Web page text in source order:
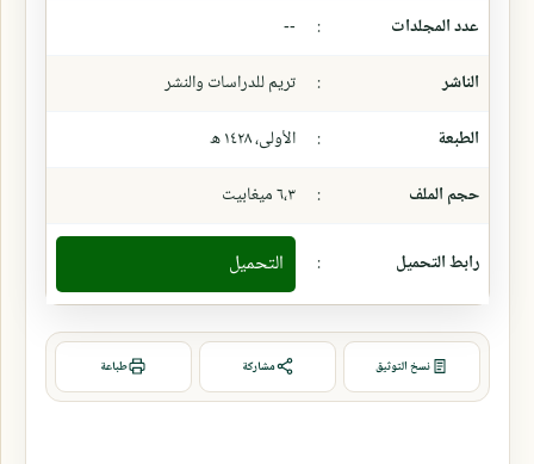
عدد المجلدات
:
--
الناشر
:
تريم للدراسات والنشر
الطبعة
:
الأولى، ١٤٢٨ ھ
حجم الملف
: ٦،٣ ميغابيت
رابط التحميل : التحميل
نسخ التوثيق مشاركة طباعة